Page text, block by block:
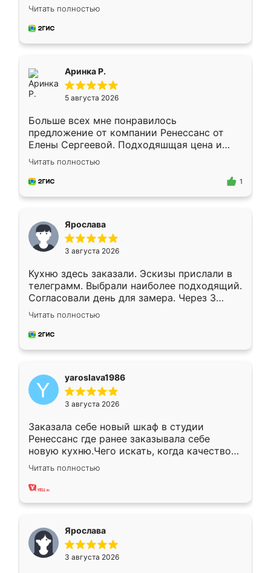
Замерщик приехал в субботу, подошёл к
делу со всей ответственностью. Собрали
за день, ребята работали аккуратно, даже
Читать полностью
Аринка Р.
5 августа 2026
Больше всех мне понравилось
предложение от компании Ренессанс от
Елены Сергеевой. Подходяшщая цена и
короткие сроки изготовления. Приехавший
для замера сотрудник Владислав
предложил по моему эскизу самый
Читать полностью
1
Ярослава
3 августа 2026
Кухню здесь заказали. Эскизы прислали в
телеграмм. Выбрали наиболее подходящий.
Согласовали день для замера. Через 3
недели кухня была уже готова. Остались
довольны работой. Спасибо Ренессанс
мебель за качественную работу!
Читать полностью
yaroslava1986
3 августа 2026
Заказала себе новый шкаф в студии
Ренессанс где ранее заказывала себе
новую кухню.Чего искать, когда качеством
вполне довольна. Служит кухня уже почти
два года, нареканий нет.
Читать полностью
Ярослава
3 августа 2026